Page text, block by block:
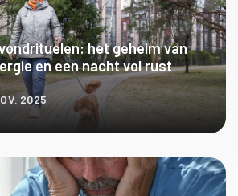
het geheim van
en een nacht vol rust
2025
ONTDEK MEER